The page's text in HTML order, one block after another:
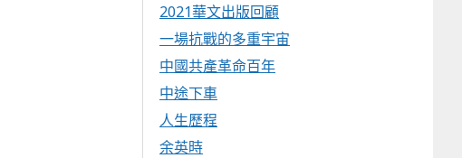
2021華文出版回顧
一場抗戰的多重宇宙
中國共產革命百年
中途下車
人生歷程
余英時